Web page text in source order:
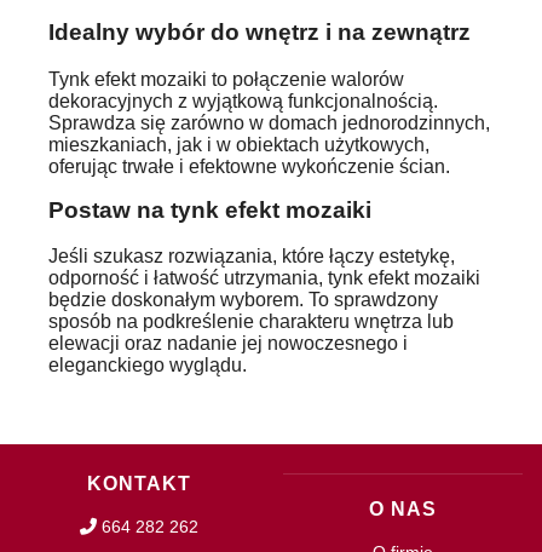
Idealny wybór do wnętrz i na zewnątrz
Tynk efekt mozaiki to połączenie walorów
dekoracyjnych z wyjątkową funkcjonalnością.
Sprawdza się zarówno w domach jednorodzinnych,
mieszkaniach, jak i w obiektach użytkowych,
oferując trwałe i efektowne wykończenie ścian.
Postaw na tynk efekt mozaiki
Jeśli szukasz rozwiązania, które łączy estetykę,
odporność i łatwość utrzymania, tynk efekt mozaiki
będzie doskonałym wyborem. To sprawdzony
sposób na podkreślenie charakteru wnętrza lub
elewacji oraz nadanie jej nowoczesnego i
eleganckiego wyglądu.
KONTAKT
664 282 262
O NAS